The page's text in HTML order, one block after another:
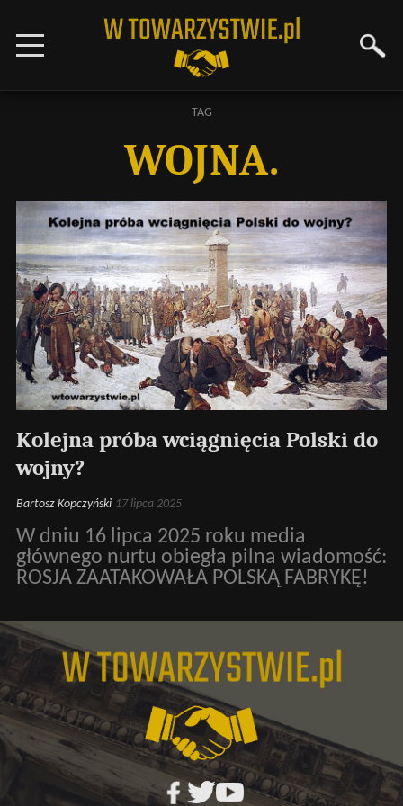
TAG
WOJNA.
Kolejna próba wciągnięcia Polski do
wojny?
Bartosz Kopczyński 17 lipca 2025
W dniu 16 lipca 2025 roku media
głównego nurtu obiegła pilna wiadomość:
ROSJA ZAATAKOWAŁA POLSKĄ FABRYKĘ!